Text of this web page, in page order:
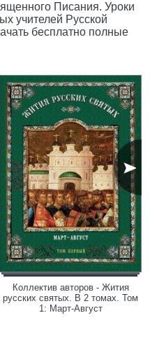
Писания. Уроки
учителей Русской
бесплатно полные
Коллектив авторов - Жития
русских святых. В 2 томах. Том
1: Март-Август